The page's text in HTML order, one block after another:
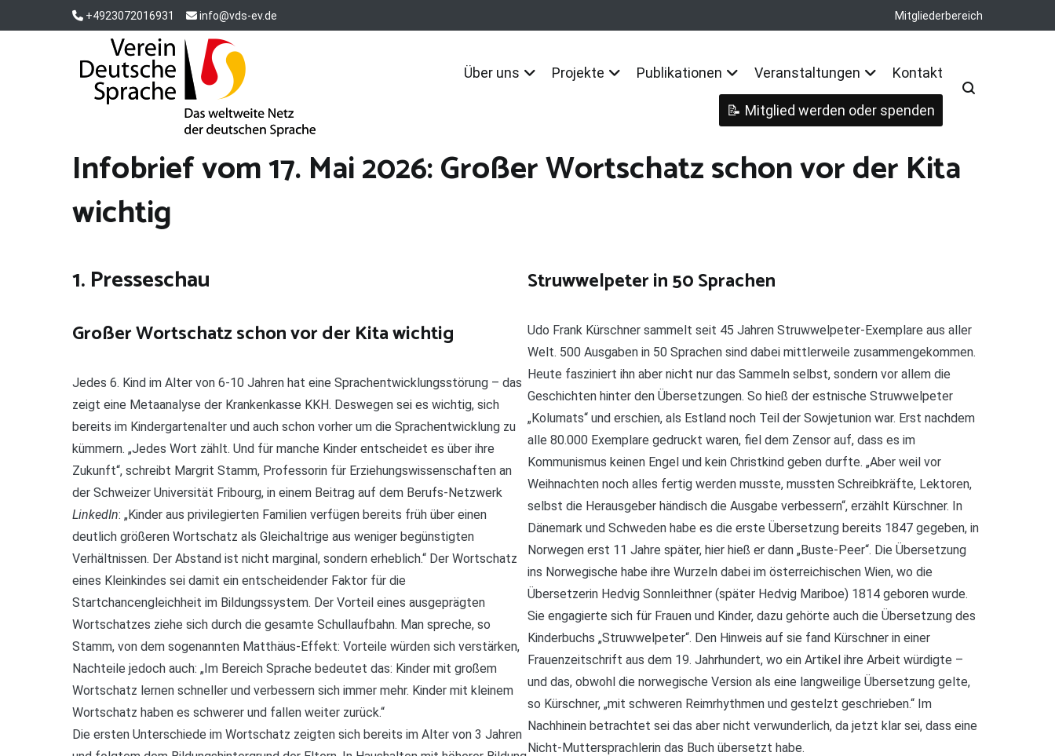
+4923072016931 info@vds-ev.de Mitgliederbereich
Verein Deutsche Sprache e. V.
Über uns Projekte Publikationen Veranstaltungen Kontakt
Mitglied werden oder spenden
Infobrief vom 17. Mai 2026: Großer Wortschatz schon vor der Kita
wichtig
1. Presseschau
Großer Wortschatz schon vor der Kita wichtig
Jedes 6. Kind im Alter von 6-10 Jahren hat eine Sprachentwicklungsstörung – das
zeigt eine Metaanalyse der Krankenkasse KKH. Deswegen sei es wichtig, sich
bereits im Kindergartenalter und auch schon vorher um die Sprachentwicklung zu
kümmern. „Jedes Wort zählt. Und für manche Kinder entscheidet es über ihre
Zukunft“, schreibt Margrit Stamm, Professorin für Erziehungswissenschaften an
der Schweizer Universität Fribourg, in einem Beitrag auf dem Berufs-Netzwerk
LinkedIn: „Kinder aus privilegierten Familien verfügen bereits früh über einen
deutlich größeren Wortschatz als Gleichaltrige aus weniger begünstigten
Verhältnissen. Der Abstand ist nicht marginal, sondern erheblich.“ Der Wortschatz
eines Kleinkindes sei damit ein entscheidender Faktor für die
Startchancengleichheit im Bildungssystem. Der Vorteil eines ausgeprägten
Wortschatzes ziehe sich durch die gesamte Schullaufbahn. Man spreche, so
Stamm, von dem sogenannten Matthäus-Effekt: Vorteile würden sich verstärken,
Nachteile jedoch auch: „Im Bereich Sprache bedeutet das: Kinder mit großem
Wortschatz lernen schneller und verbessern sich immer mehr. Kinder mit kleinem
Wortschatz haben es schwerer und fallen weiter zurück.“
Die ersten Unterschiede im Wortschatz zeigten sich bereits im Alter von 3 Jahren
Struwwelpeter in 50 Sprachen
Udo Frank Kürschner sammelt seit 45 Jahren Struwwelpeter-Exemplare aus aller
Welt. 500 Ausgaben in 50 Sprachen sind dabei mittlerweile zusammengekommen.
Heute fasziniert ihn aber nicht nur das Sammeln selbst, sondern vor allem die
Geschichten hinter den Übersetzungen. So hieß der estnische Struwwelpeter
„Kolumats“ und erschien, als Estland noch Teil der Sowjetunion war. Erst nachdem
alle 80.000 Exemplare gedruckt waren, fiel dem Zensor auf, dass es im
Kommunismus keinen Engel und kein Christkind geben durfte. „Aber weil vor
Weihnachten noch alles fertig werden musste, mussten Schreibkräfte, Lektoren,
selbst die Herausgeber händisch die Ausgabe verbessern“, erzählt Kürschner. In
Dänemark und Schweden habe es die erste Übersetzung bereits 1847 gegeben, in
Norwegen erst 11 Jahre später, hier hieß er dann „Buste-Peer“. Die Übersetzung
ins Norwegische habe ihre Wurzeln dabei im österreichischen Wien, wo die
Übersetzerin Hedvig Sonnleithner (später Hedvig Mariboe) 1814 geboren wurde.
Sie engagierte sich für Frauen und Kinder, dazu gehörte auch die Übersetzung des
Kinderbuchs „Struwwelpeter“. Den Hinweis auf sie fand Kürschner in einer
Frauenzeitschrift aus dem 19. Jahrhundert, wo ein Artikel ihre Arbeit würdigte –
und das, obwohl die norwegische Version als eine langweilige Übersetzung gelte,
so Kürschner, „mit schweren Reimrhythmen und gestelzt geschrieben.“ Im
Nachhinein betrachtet sei das aber nicht verwunderlich, da jetzt klar sei, dass eine
Nicht-Muttersprachlerin das Buch übersetzt habe.